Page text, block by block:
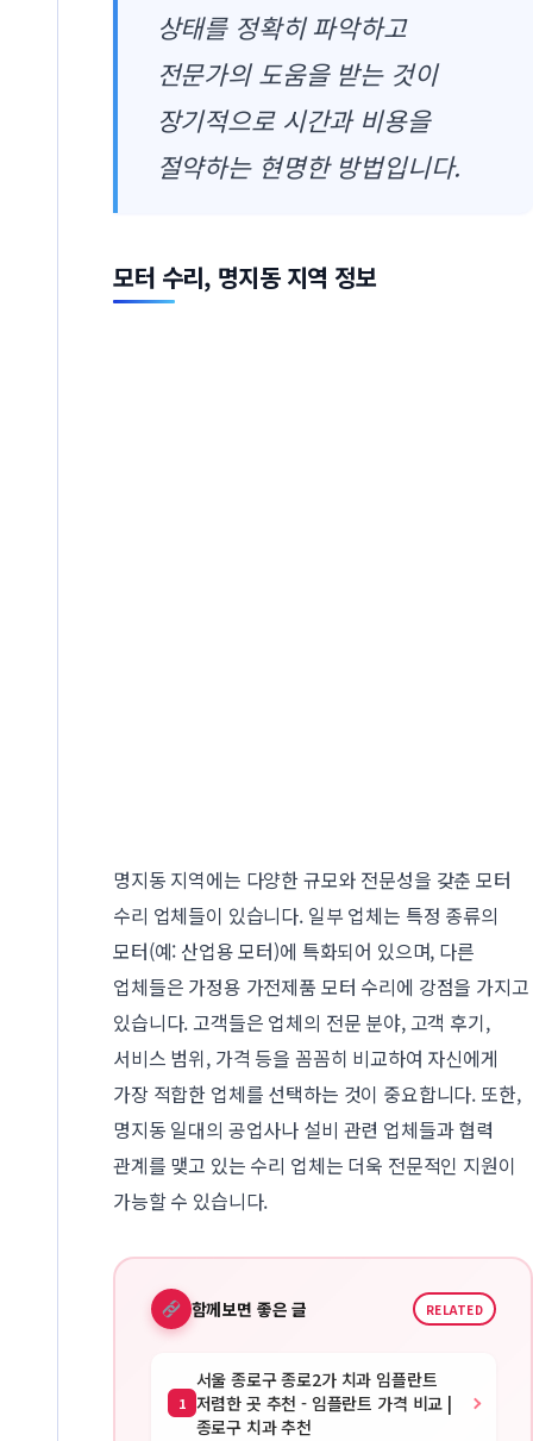
상태를 정확히 파악하고
전문가의 도움을 받는 것이
장기적으로 시간과 비용을
절약하는 현명한 방법입니다.
모터 수리, 명지동 지역 정보
명지동 지역에는 다양한 규모와 전문성을 갖춘 모터
수리 업체들이 있습니다. 일부 업체는 특정 종류의
모터(예: 산업용 모터)에 특화되어 있으며, 다른
업체들은 가정용 가전제품 모터 수리에 강점을 가지고
있습니다. 고객들은 업체의 전문 분야, 고객 후기,
서비스 범위, 가격 등을 꼼꼼히 비교하여 자신에게
가장 적합한 업체를 선택하는 것이 중요합니다. 또한,
명지동 일대의 공업사나 설비 관련 업체들과 협력
관계를 맺고 있는 수리 업체는 더욱 전문적인 지원이
가능할 수 있습니다.
함께보면 좋은 글 RELATED
1
서울 종로구 종로2가 치과 임플란트
저렴한 곳 추천 - 임플란트 가격 비교 |
종로구 치과 추천